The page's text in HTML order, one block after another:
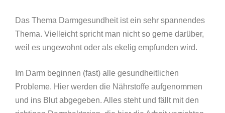
Das Thema Darmgesundheit ist ein sehr spannendes
Thema. Vielleicht spricht man nicht so gerne darüber,
weil es ungewohnt oder als ekelig empfunden wird.
Im Darm beginnen (fast) alle gesundheitlichen
Probleme. Hier werden die Nährstoffe aufgenommen
und ins Blut abgegeben. Alles steht und fällt mit den